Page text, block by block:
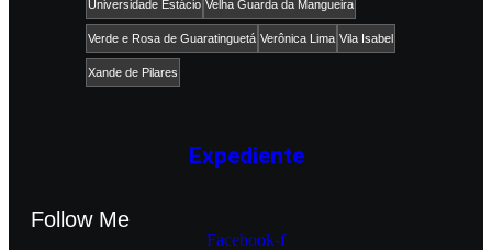
Universidade Estácio Velha Guarda da Mangueira
Verde e Rosa de Guaratinguetá Verônica Lima Vila Isabel
Xande de Pilares
Expediente
Follow Me
Facebook-f